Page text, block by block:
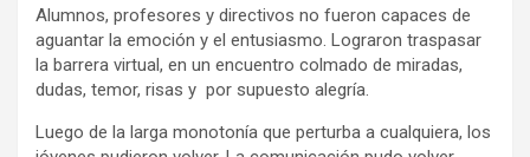
Alumnos, profesores y directivos no fueron capaces de
aguantar la emoción y el entusiasmo. Lograron traspasar
la barrera virtual, en un encuentro colmado de miradas,
dudas, temor, risas y por supuesto alegría.
Luego de la larga monotonía que perturba a cualquiera, los